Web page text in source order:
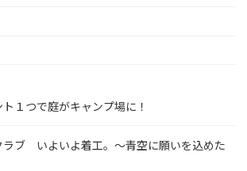
１つで庭がキャンプ場に！
ラブ いよいよ着工。～青空に願いを込めた